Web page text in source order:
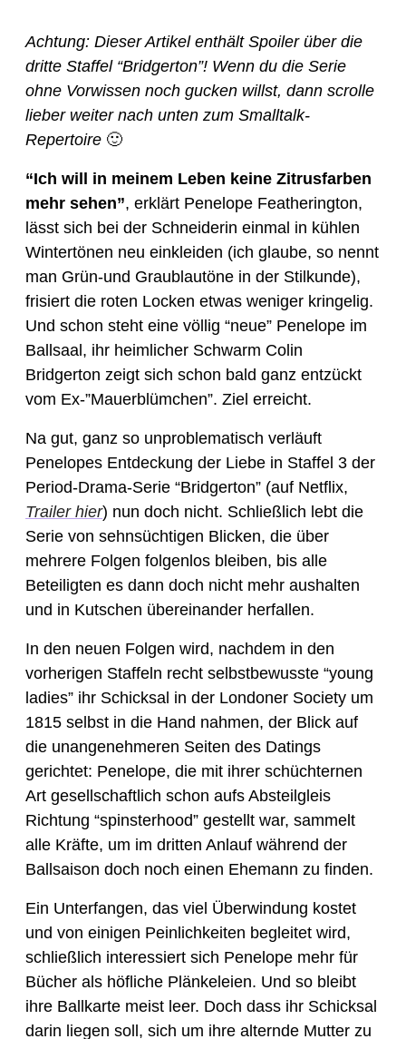
Achtung: Dieser Artikel enthält Spoiler über die
dritte Staffel “Bridgerton”! Wenn du die Serie
ohne Vorwissen noch gucken willst, dann scrolle
lieber weiter nach unten zum Smalltalk-
Repertoire 🙂
“Ich will in meinem Leben keine Zitrusfarben
mehr sehen”, erklärt Penelope Featherington,
lässt sich bei der Schneiderin einmal in kühlen
Wintertönen neu einkleiden (ich glaube, so nennt
man Grün-und Graublautöne in der Stilkunde),
frisiert die roten Locken etwas weniger kringelig.
Und schon steht eine völlig “neue” Penelope im
Ballsaal, ihr heimlicher Schwarm Colin
Bridgerton zeigt sich schon bald ganz entzückt
vom Ex-”Mauerblümchen”. Ziel erreicht.
Na gut, ganz so unproblematisch verläuft
Penelopes Entdeckung der Liebe in Staffel 3 der
Trailer hier) nun doch nicht. Schließlich lebt die
Serie von sehnsüchtigen Blicken, die über
mehrere Folgen folgenlos bleiben, bis alle
Beteiligten es dann doch nicht mehr aushalten
und in Kutschen übereinander herfallen.
In den neuen Folgen wird, nachdem in den
vorherigen Staffeln recht selbstbewusste “young
ladies” ihr Schicksal in der Londoner Society um
1815 selbst in die Hand nahmen, der Blick auf
die unangenehmeren Seiten des Datings
gerichtet: Penelope, die mit ihrer schüchternen
Art gesellschaftlich schon aufs Absteilgleis
Richtung “spinsterhood” gestellt war, sammelt
alle Kräfte, um im dritten Anlauf während der
Ballsaison doch noch einen Ehemann zu finden.
Ein Unterfangen, das viel Überwindung kostet
und von einigen Peinlichkeiten begleitet wird,
schließlich interessiert sich Penelope mehr für
Bücher als höfliche Plänkeleien. Und so bleibt
ihre Ballkarte meist leer. Doch dass ihr Schicksal
darin liegen soll, sich um ihre alternde Mutter zu